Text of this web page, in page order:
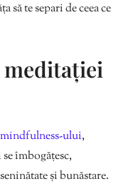
să te separi de ceea ce
meditației
mindfulness-ului,
îmbogățesc,
și bunăstare.